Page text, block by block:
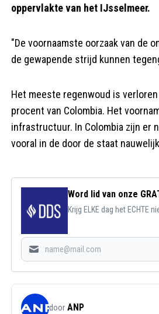
oppervlakte van het IJsselmeer.
"De voornaamste oorzaak van de
de gewapende strijd kunnen
Het meeste regenwoud is
procent van Colombia. Het
infrastructuur. In Colombia zijn er
vooral in de door de staat
Word lid van onze
Krijg ELKE dag het ECHTE
door ANP